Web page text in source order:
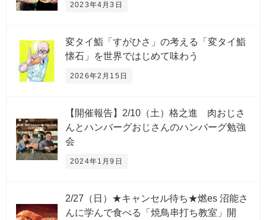
2023年4月3日
変タイ鮨「すがひさ」の考える「変タイ鮨
懐石」を世界ではじめて味わう
2026年2月15日
【開催報告】2/10（土）格之進 肉おじさ
んとハンバーグおじさんのハンバーグ勉強
会
2024年1月9日
2/27（日）★キャンセル待ち★燃es 沼能さ
んに学んで食べる「焼鳥串打ち教室」開